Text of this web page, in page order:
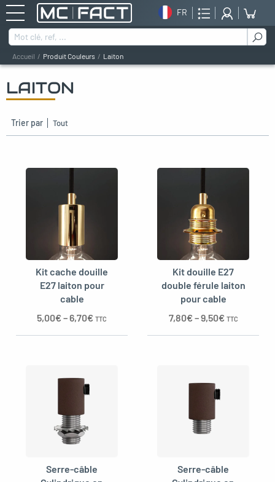
FR
Rechercher :
Accueil Produit Couleurs Laiton
LAITON
Trier par
Kit cache douille
E27 laiton pour
cable
5,00€–6,70€ TTC
Kit douille E27
double férule laiton
pour cable
7,80€–9,50€ TTC
Serre-câble
Serre-câble
menu
menu
menu
menu